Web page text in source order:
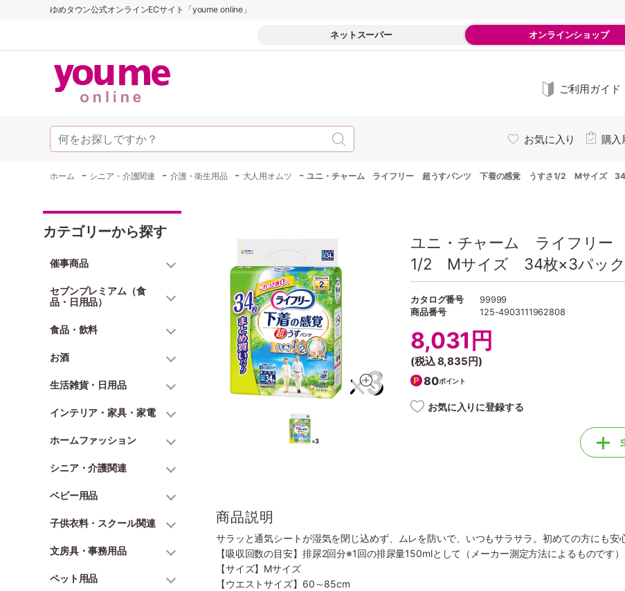
ゆめタウン公式オンラインECサイト「youme online」
ネットスーパー オンラインショップ
ご利用ガイド
お気に入り 購入
ホーム - シニア・介護関連 - 介護・衛生用品 - 大人用オムツ -ユニ・チャーム ライフリー 超うすパンツ 下着の感覚 うすさ1/2 Mサイズ 34
カテゴリーから探す
催事商品
セブンプレミアム（食
品・日用品）
食品・飲料
お酒
生活雑貨・日用品
インテリア・家具・家電
ホームファッション
シニア・介護関連
ベビー用品
子供衣料・スクール関連
文房具・事務用品
ペット用品
ユニ・チャーム ライフリ
1/2 Mサイズ 34枚×3パック
カタログ番号
99999
商品番号
125-4903111962808
8,031円
(税込8,835円)
80ポイント
お気に入りに登録する
商品説明
サラッと通気シートが湿気を閉じ込めず、ムレを防いで、いつもサラサラ。初めての方にも安
【吸収回数の目安】排尿2回分※1回の排尿量150mlとして（メーカー測定方法によるものです）
【サイズ】Mサイズ
【ウエストサイズ】60～85cm